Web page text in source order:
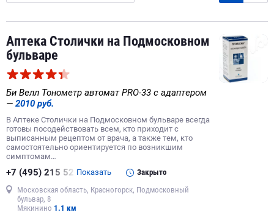
Аптека Столички на Подмосковном
бульваре
Би Велл Тонометр автомат PRO-33 с адаптером
— 2010 руб.
В Аптеке Столички на Подмосковном бульваре всегда
готовы посодействовать всем, кто приходит с
выписанным рецептом от врача, а также тем, кто
самостоятельно ориентируется по возникшим
симптомам…
+7 (495) 215 52 Показать Закрыто
Московская область, Красногорск, Подмосковный
бульвар, 8
Мякинино 1.1 км